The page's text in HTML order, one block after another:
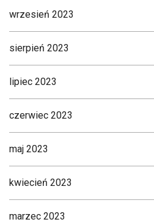
wrzesień 2023
sierpień 2023
lipiec 2023
czerwiec 2023
maj 2023
kwiecień 2023
marzec 2023